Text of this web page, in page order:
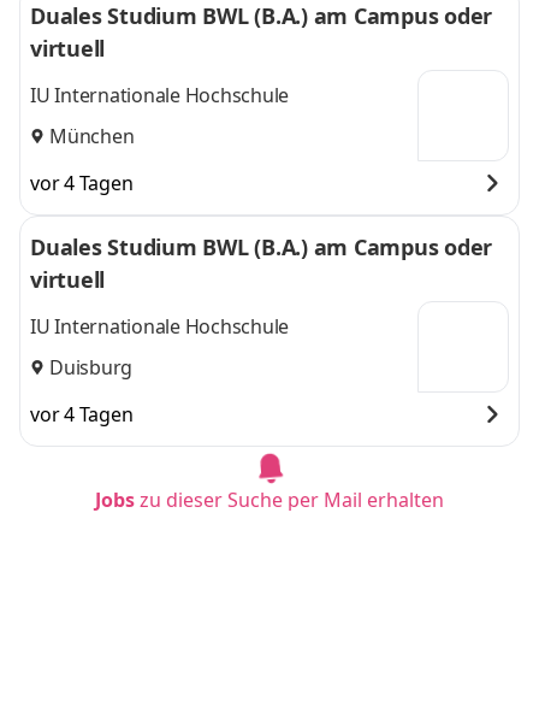
Duales Studium BWL (B.A.) am Campus oder
virtuell
IU Internationale Hochschule
München
vor 4 Tagen
Duales Studium BWL (B.A.) am Campus oder
virtuell
IU Internationale Hochschule
Duisburg
vor 4 Tagen
Jobszu dieser Suche per Mail erhalten